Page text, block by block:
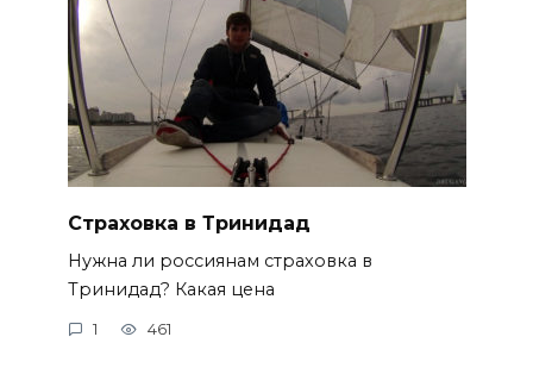
Страховка в Тринидад
Нужна ли россиянам страховка в
Тринидад? Какая цена
1 461